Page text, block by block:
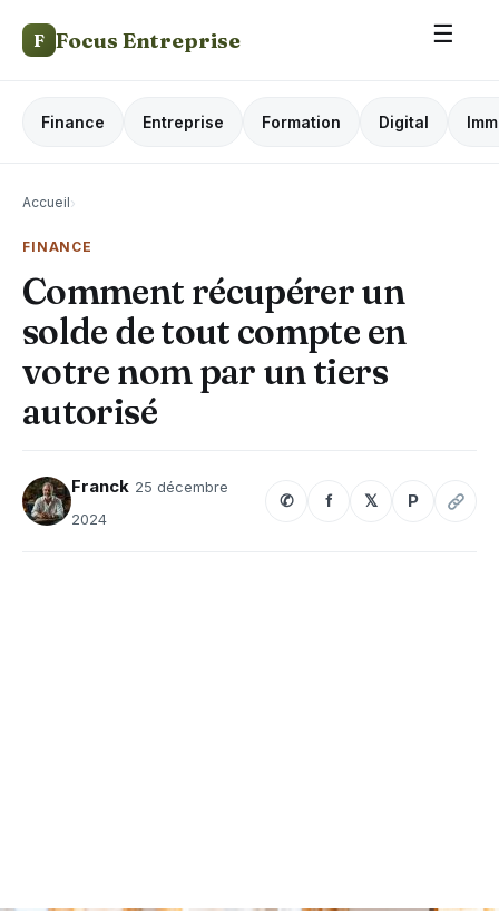
F Focus Entreprise ☰
Finance Entreprise Formation Digital
Accueil›
FINANCE
Comment récupérer un
solde de tout compte en
votre nom par un tiers
autorisé
Franck 25 décembre
2024
✆ f 𝕏 P